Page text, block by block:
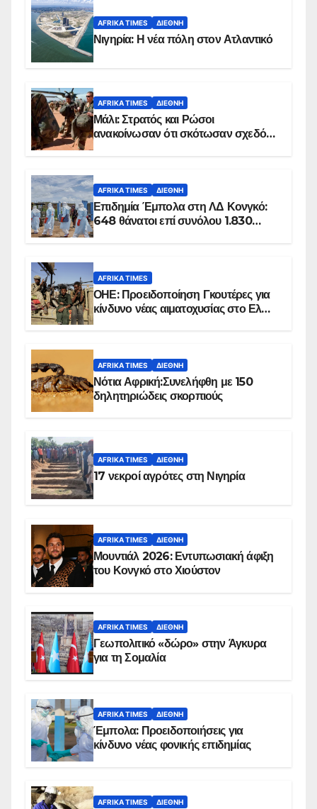
AFRIKA TIMES ΔΙΕΘΝΉ
Νιγηρία: Η νέα πόλη στον Ατλαντικό
AFRIKA TIMES ΔΙΕΘΝΉ
Μάλι: Στρατός και Ρώσοι
ανακοίνωσαν ότι σκότωσαν σχεδόν
AFRIKA TIMES ΔΙΕΘΝΉ
Επιδημία Έμπολα στη ΛΔ Κονγκό:
648 θάνατοι επί συνόλου 1.830
AFRIKA TIMES
ΟΗΕ: Προειδοποίηση Γκουτέρες για
κίνδυνο νέας αιματοχυσίας στο Ελ
AFRIKA TIMES ΔΙΕΘΝΉ
Νότια Αφρική:Συνελήφθη με 150
δηλητηριώδεις σκορπιούς
AFRIKA TIMES ΔΙΕΘΝΉ
17 νεκροί αγρότες στη Νιγηρία
AFRIKA TIMES ΔΙΕΘΝΉ
Μουντιάλ 2026: Εντυπωσιακή άφιξη
του Κονγκό στο Χιούστον
AFRIKA TIMES ΔΙΕΘΝΉ
Γεωπολιτικό «δώρο» στην Άγκυρα
για τη Σομαλία
AFRIKA TIMES ΔΙΕΘΝΉ
Έμπολα: Προειδοποιήσεις για
κίνδυνο νέας φονικής επιδημίας
AFRIKA TIMES ΔΙΕΘΝΉ